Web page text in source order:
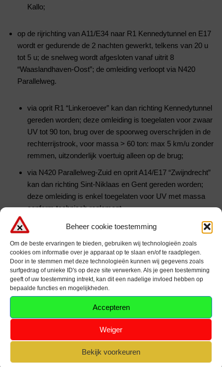
Beheer cookie toestemming
Om de beste ervaringen te bieden, gebruiken wij technologieën zoals
cookies om informatie over je apparaat op te slaan en/of te raadplegen.
Door in te stemmen met deze technologieën kunnen wij gegevens zoals
surfgedrag of unieke ID's op deze site verwerken. Als je geen toestemming
geeft of uw toestemming intrekt, kan dit een nadelige invloed hebben op
bepaalde functies en mogelijkheden.
Accepteren
Weiger
Bekijk voorkeuren
Kallo;
op de rijrichting van A11/E34 naar R1 Kennedytunnel en E17
wordt er gedurende de 2 nachten gewerkt, telkens van 20 u
tot 5 u; de snelweg wordt afgesloten vanaf uitrit 8
“Waaslandhaven-Oost”; de omleiding verloopt via N420
Parallelweg.
via oprit R1 “Linkeroever” kan dan richting Kennedytunnel
gereden worden; deze omleiding is toegelaten voor zwaar
UV tot 90 ton, brug over de spoorweg overschrijden in de
rechterrijstrook, voor massa > 60 ton: max 5 km/u zonder
remmen, uitzonderlijk voertuig alleen op de brug;
via N420 Parallelweg-Zuid en oprit A14/E17 “Zwijndrecht”
kan dan richting Sint-Niklaas en Gent gereden worden;
deze omleiding is enkel toegelaten voor UV met massa
conform technisch reglement.
Op de verbinding tussen R1 Kennedytunnel en E17 van en naar
Gent is er geen hinder.